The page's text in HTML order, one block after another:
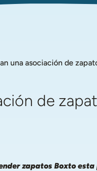
una asociación de
de
zapatos Boxto